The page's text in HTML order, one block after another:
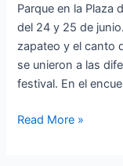
Parque en la Plaza
del 24 y 25 de
zapateo y el canto
se unieron a las
festival. En el
Read More »